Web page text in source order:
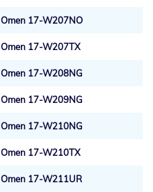
Omen 17-W207NO
Omen 17-W207TX
Omen 17-W208NG
Omen 17-W209NG
Omen 17-W210NG
Omen 17-W210TX
Omen 17-W211UR